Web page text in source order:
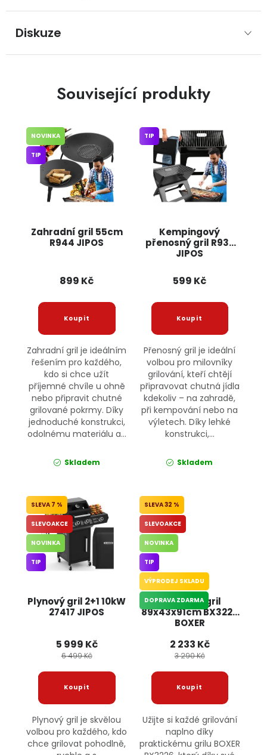
Diskuze
Související produkty
Zahradní gril 55cm
R944 JIPOS
NOVINKA
TIP
899 Kč
Zahradní gril je ideálním
řešením pro každého,
kdo si chce užít
příjemné chvíle u ohně
nebo připravit chutné
grilované pokrmy. Díky
jednoduché konstrukci,
odolnému materiálu a...
Skladem
Kempingový
přenosný gril R937
JIPOS
TIP
599 Kč
Přenosný gril je ideální
volbou pro milovníky
grilování, kteří chtějí
připravovat chutná jídla
kdekoliv – na zahradě,
při kempování nebo na
výletech. Díky lehké
konstrukci,...
Skladem
Plynový gril 2+1 10kW
27417 JIPOS
7 %
SLEVOAKCE
NOVINKA
TIP
5 999 Kč
6 499 Kč
Plynový gril je skvělou
volbou pro každého, kdo
chce grilovat pohodlně,
Zahradní gril
89x43x91cm BX3226
BOXER
32 %
SLEVOAKCE
NOVINKA
TIP
VÝPRODEJ SKLADU
DOPRAVA ZDARMA
2 233 Kč
3 290 Kč
Užijte si každé grilování
naplno díky
praktickému grilu BOXER